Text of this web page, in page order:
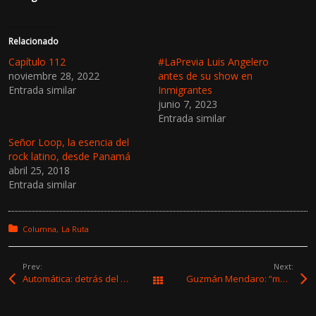
Relacionado
Capítulo 112
noviembre 28, 2022
Entrada similar
#LaPrevia Luis Angelero
antes de su show en
Inmigrantes
junio 7, 2023
Entrada similar
Señor Loop, la esencia del
rock latino, desde Panamá
abril 25, 2018
Entrada similar
Posted in:
Columna La Ruta
Prev:
Automática: detrás del sonido analógico en la era digital All Works
Next:
Guzmán Mendaro: “me gusta más cantar que tocar la guitarra”